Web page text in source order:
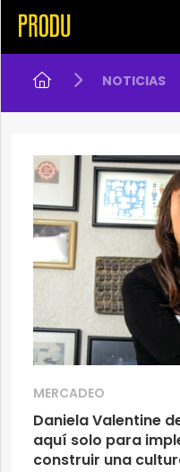
NOTICIAS
MERCADEO
Daniela Valentine
aquí solo para
construir una